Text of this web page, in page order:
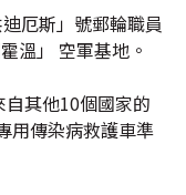
厄斯」號郵輪職員
溫」 空軍基地。
其他10個國家的
用傳染病救護車準